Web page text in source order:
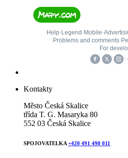
Kontakty
Město Česká Skalice
třída T. G. Masaryka 80
552 03 Česká Skalice
SPOJOVATELKA +420 491 490 011